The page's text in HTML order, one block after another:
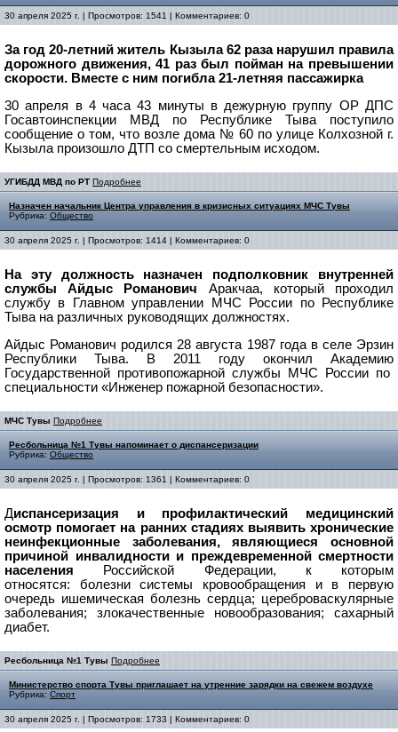
30 апреля 2025 г. | Просмотров: 1541 | Комментариев: 0
За год 20-летний житель Кызыла 62 раза нарушил правила
дорожного движения, 41 раз был пойман на превышении
скорости. Вместе с ним погибла 21-летняя пассажирка
30 апреля в 4 часа 43 минуты в дежурную группу ОР ДПС
Госавтоинспекции МВД по Республике Тыва поступило
сообщение о том, что возле дома № 60 по улице Колхозной г.
Кызыла произошло ДТП со смертельным исходом.
УГИБДД МВД по РТ Подробнее
Назначен начальник Центра управления в кризисных ситуациях МЧС Тувы
Рубрика: Общество
30 апреля 2025 г. | Просмотров: 1414 | Комментариев: 0
На эту должность назначен подполковник внутренней
службы Айдыс Романович Аракчаа, который проходил
службу в Главном управлении МЧС России по Республике
Тыва на различных руководящих должностях.
Айдыс Романович родился 28 августа 1987 года в селе Эрзин
Республики Тыва. В 2011 году окончил Академию
Государственной противопожарной службы МЧС России по
специальности «Инженер пожарной безопасности».
МЧС Тувы Подробнее
Ресбольница №1 Тувы напоминает о диспансеризации
Рубрика: Общество
30 апреля 2025 г. | Просмотров: 1361 | Комментариев: 0
Диспансеризация и профилактический медицинский
осмотр помогает на ранних стадиях выявить хронические
неинфекционные заболевания, являющиеся основной
причиной инвалидности и преждевременной смертности
населения
Российской Федерации, к которым
относятся: болезни системы кровообращения и в первую
очередь ишемическая болезнь сердца; цереброваскулярные
заболевания; злокачественные новообразования; сахарный
диабет.
Ресбольница №1 Тувы Подробнее
Министерство спорта Тувы приглашает на утренние зарядки на свежем воздухе
Рубрика: Спорт
30 апреля 2025 г. | Просмотров: 1733 | Комментариев: 0